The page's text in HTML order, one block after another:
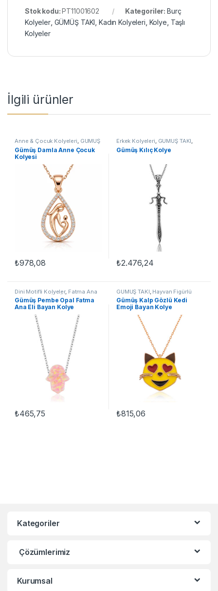
Stok kodu:PT11001602 Kategoriler: Burç
Kolyeler, GÜMÜŞ TAKI Kadın Kolyeleri Kolye Taşlı
Kolyeler
İlgili ürünler
Anne & Çocuk Kolyeleri, GÜMÜŞ
TAKI Kadın Kolyeleri Kolye
Gümüş Damla Anne Çocuk
Kolyesi
₺978,08
Erkek Kolyeleri, GÜMÜŞ TAKI,
Kılıç Kolyeler Kolye
Gümüş Kılıç Kolye
₺2.476,24
Dini Motifli Kolyeler, Fatma Ana
Eli Kolyeler GÜMÜŞ TAKI Kadın
Kolyeleri ,Kolye
Gümüş Pembe Opal Fatma
Ana Eli Bayan Kolye
₺465,75
GÜMÜŞ TAKI Hayvan Figürlü
Kolyeler ,Kadın Kolyeleri, Kedili
Kolyeler,Kolye
Gümüş Kalp Gözlü Kedi
Emoji Bayan Kolye
₺815,06
Kategoriler
Çözümlerimiz
Kurumsal